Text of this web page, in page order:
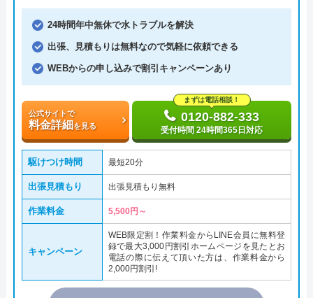
24時間年中無休で水トラブルを解決
出張、見積もりは無料なので気軽に依頼できる
WEBからの申し込みで割引キャンペーンあり
公式サイトで
料金詳細を見る
まずは電話相談！
0120-882-333
受付時間 24時間365日対応
駆けつけ時間 最短20分
出張見積もり 出張見積もり無料
作業料金 5,500円～
キャンペーン
WEB限定割！作業料金からLINE会員に無料登
録で最大3,000円割引ホームページを見たとお
電話の際に伝えて頂いた方は、作業料金から
2,000円割引!